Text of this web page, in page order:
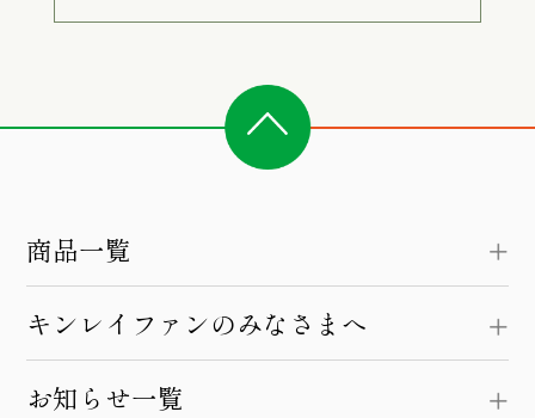
商品一覧
キンレイファンのみなさまへ
お知らせ一覧